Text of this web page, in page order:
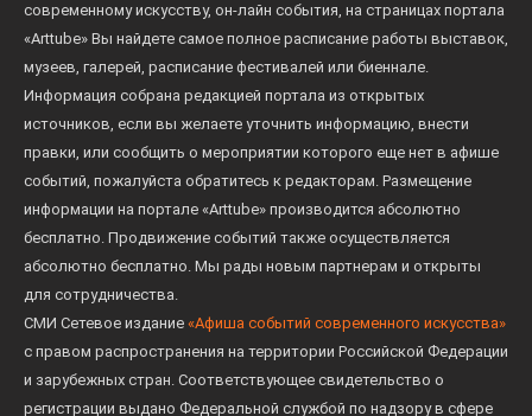
современному искусству, он-лайн события, на страницах портала
«Arttube» Вы найдете самое полное расписание работы выставок,
музеев, галерей, расписание фестивалей или биеннале.
Информация собрана редакцией портала из открытых
источников, если вы желаете уточнить информацию, внести
правки, или сообщить о мероприятии которого еще нет в афише
событий, пожалуйста обратитесь к редакторам. Размещение
информации на портале «Arttube» производится абсолютно
бесплатно. Продвижение событий также осуществляется
абсолютно бесплатно. Мы рады новым партнерам и открыты
для сотрудничества.
СМИ Сетевое издание «Афиша событий современного искусства»
с правом распространения на территории Российской Федерации
и зарубежных стран. Соответствующее свидетельство о
регистрации выдано Федеральной службой по надзору в сфере